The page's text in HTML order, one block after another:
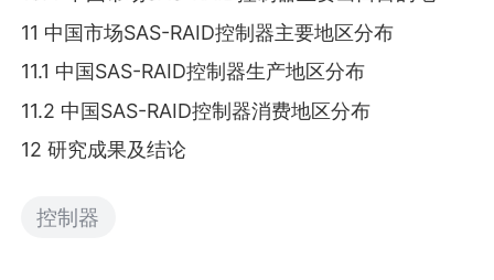
11 中国市场SAS-RAID控制器主要地区分布
11.1 中国SAS-RAID控制器生产地区分布
11.2 中国SAS-RAID控制器消费地区分布
12 研究成果及结论
控制器